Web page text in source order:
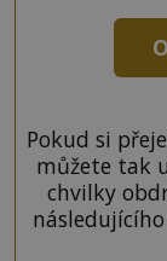
Pokud si
můžete tak
chvilky